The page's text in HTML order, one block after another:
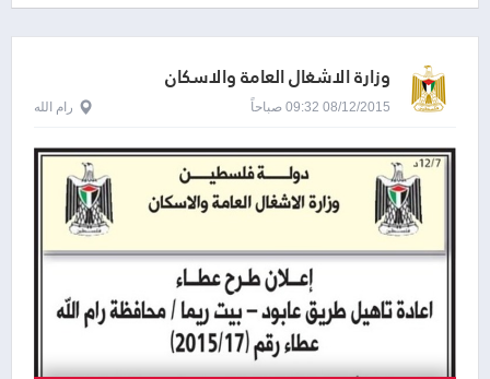
وزارة الاشغال العامة والاسكان
08/12/2015 09:32 صباحاً رام الله